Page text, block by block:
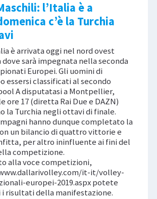
l’Italia è a
c’è la Turchia
è arrivata oggi nel nord ovest
sarà impegnata nella seconda
Europei. Gli uomini di
essersi classificati al secondo
A disputatasi a Montpellier,
ore 17 (diretta Rai Due e DAZN)
la Turchia negli ottavi di finale.
hanno dunque completato la
un bilancio di quattro vittorie e
per altro ininfluente ai fini del
competizione.
alla voce competizioni,
it-it/volley-
europei-2019.aspx potete
risultati della manifestazione.